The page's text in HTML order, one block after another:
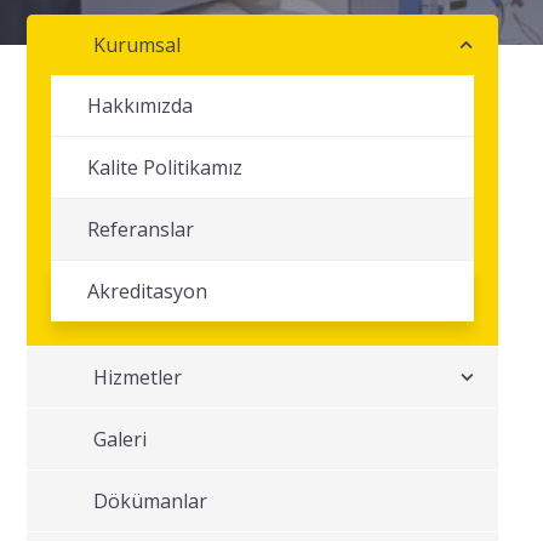
Kurumsal
Hakkımızda
Kalite Politikamız
Referanslar
Akreditasyon
Hizmetler
Galeri
Dökümanlar